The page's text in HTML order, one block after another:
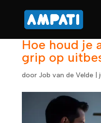
Hoe houd je
grip op
door Job van de Velde|